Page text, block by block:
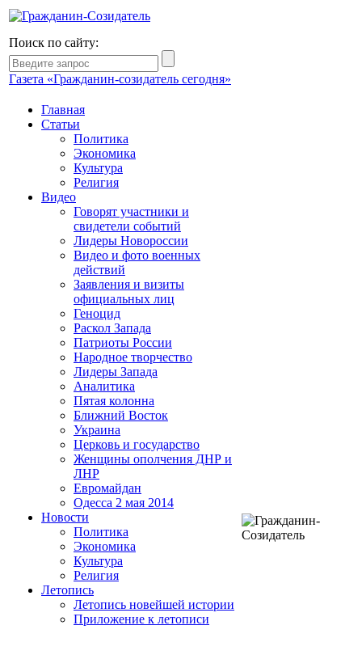
Поиск по сайту:
Газета «Гражданин-созидатель сегодня»
Главная
Статьи
Политика
Экономика
Культура
Религия
Видео
Говорят участники и
свидетели событий
Лидеры Новороссии
Видео и фото военных
действий
Заявления и визиты
официальных лиц
Геноцид
Раскол Запада
Патриоты России
Народное творчество
Лидеры Запада
Аналитика
Пятая колонна
Ближний Восток
Украина
Церковь и государство
Женщины ополчения ДНР и
ЛНР
Евромайдан
Одесса 2 мая 2014
Новости
Политика
Экономика
Культура
Религия
Летопись
Летопись новейшей истории
Приложение к летописи